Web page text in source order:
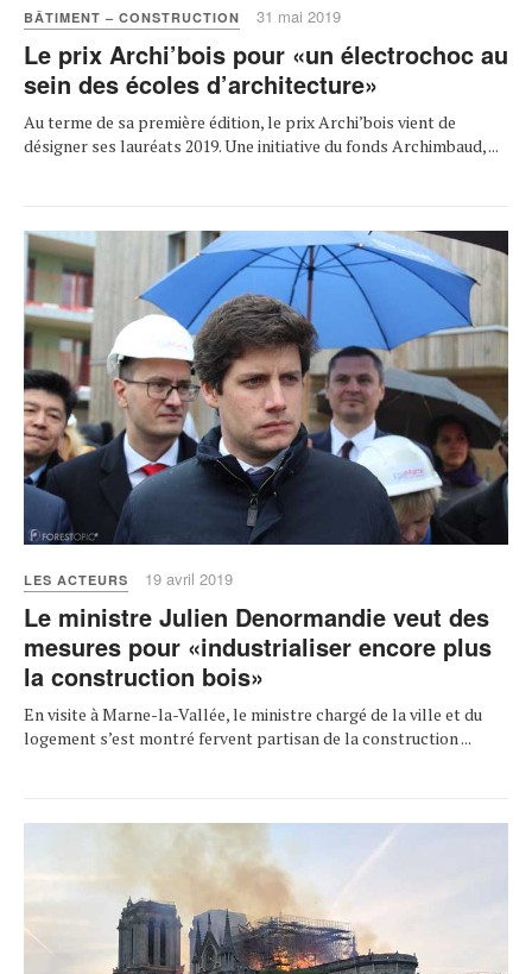
BÂTIMENT – CONSTRUCTION 31 mai 2019
Le prix Archi’bois pour «un électrochoc au
sein des écoles d’architecture»
Au terme de sa première édition, le prix Archi’bois vient de
désigner ses lauréats 2019. Une initiative du fonds Archimbaud, ...
LES ACTEURS 19 avril 2019
Le ministre Julien Denormandie veut des
mesures pour «industrialiser encore plus
la construction bois»
En visite à Marne-la-Vallée, le ministre chargé de la ville et du
logement s’est montré fervent partisan de la construction ...